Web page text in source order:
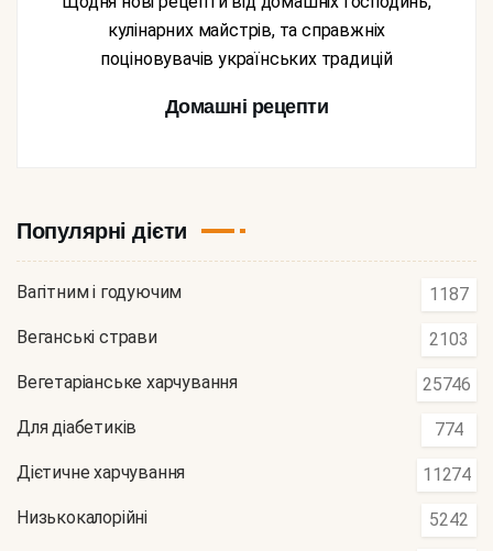
кулінарних майстрів, та справжніх
поціновувачів українських традицій
Домашні рецепти
Популярні дієти
Вагітним і годуючим 1187
Веганські страви 2103
Вегетаріанське харчування 25746
Для діабетиків 774
Дієтичне харчування 11274
Низькокалорійні 5242